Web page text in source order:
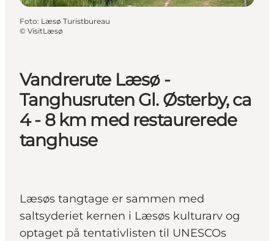
Vandrerute Læsø -
Tanghusruten Gl. Østerby, ca
4 - 8 km med restaurerede
tanghuse
Læsøs tangtage er sammen med
saltsyderiet kernen i Læsøs kulturarv og
optaget på tentativlisten til UNESCOs
Foto: Læsø Turistbureau
© VisitLæsø